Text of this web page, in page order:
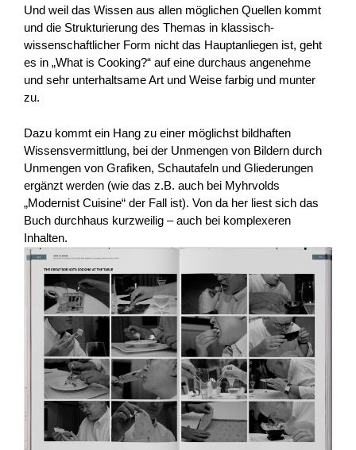
Und weil das Wissen aus allen möglichen Quellen kommt
und die Strukturierung des Themas in klassisch-
wissenschaftlicher Form nicht das Hauptanliegen ist, geht
es in „What is Cooking?“ auf eine durchaus angenehme
und sehr unterhaltsame Art und Weise farbig und munter
zu.
Dazu kommt ein Hang zu einer möglichst bildhaften
Wissensvermittlung, bei der Unmengen von Bildern durch
Unmengen von Grafiken, Schautafeln und Gliederungen
ergänzt werden (wie das z.B. auch bei Myhrvolds
„Modernist Cuisine“ der Fall ist). Von da her liest sich das
Buch durchhaus kurzweilig – auch bei komplexeren
Inhalten.